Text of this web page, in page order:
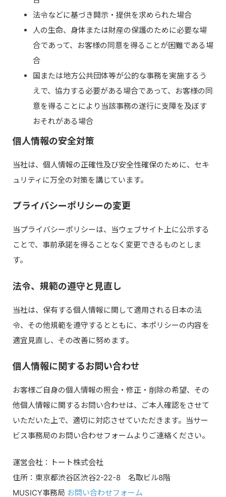
法令などに基づき開示・提供を求められた場合
人の生命、身体または財産の保護のために必要な場
合であって、お客様の同意を得ることが困難である場
合
国または地方公共団体等が公的な事務を実施するう
えで、協力する必要がある場合であって、お客様の同
意を得ることにより当該事務の遂行に支障を及ぼす
おそれがある場合
個人情報の安全対策
当社は、個人情報の正確性及び安全性確保のために、セキ
ュリティに万全の対策を講じています。
プライバシーポリシーの変更
当プライバシーポリシーは、当ウェブサイト上に公示する
ことで、事前承諾を得ることなく変更できるものとしま
す。
法令、規範の遵守と見直し
当社は、保有する個人情報に関して適用される日本の法
令、その他規範を遵守するとともに、本ポリシーの内容を
適宜見直し、その改善に努めます。
個人情報に関するお問い合わせ
お客様ご自身の個人情報の照会・修正・削除の希望、その
他個人情報に関するお問い合わせは、ご本人確認をさせて
いただいた上で、適切に対応させていただきます。当サー
ビス事務局のお問い合わせフォームよりご連絡ください。
運営会社：トート株式会社
住所：東京都渋谷区渋谷2-22-8 名取ビル8階
MUSICY事務局 お問い合わせフォーム